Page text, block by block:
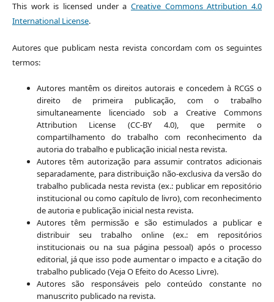
This work is licensed under aCreative Commons Attribution 4.0
International License.
Autores que publicam nesta revista concordam com os seguintes
termos:
Autores mantêm os direitos autorais e concedem à RCGS o
direito de primeira publicação, com o trabalho
simultaneamente licenciado sob a Creative Commons
Attribution License (CC-BY 4.0), que permite o
compartilhamento do trabalho com reconhecimento da
autoria do trabalho e publicação inicial nesta revista.
Autores têm autorização para assumir contratos adicionais
separadamente, para distribuição não-exclusiva da versão do
trabalho publicada nesta revista (ex.: publicar em repositório
institucional ou como capítulo de livro), com reconhecimento
de autoria e publicação inicial nesta revista.
Autores têm permissão e são estimulados a publicar e
distribuir seu trabalho online (ex.: em repositórios
institucionais ou na sua página pessoal) após o processo
editorial, já que isso pode aumentar o impacto e a citação do
trabalho publicado (Veja O Efeito do Acesso Livre).
Autores são responsáveis pelo conteúdo constante no
manuscrito publicado na revista.